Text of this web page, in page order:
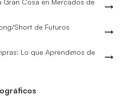
Short de Futuros
Lo que Aprendimos de